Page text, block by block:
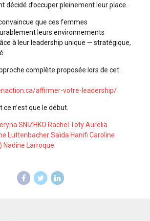
décidé d’occuper pleinement leur place.
que ces femmes
leurs environnements
à leur leadership unique — stratégique,
complète proposée lors de cet
affirmer-votre-leadership/
ce n’est que le début.
SNIZHKO Rachel TotyAurelia
LuttenbacherSaïda Hanifi Caroline
Nadine Larroque